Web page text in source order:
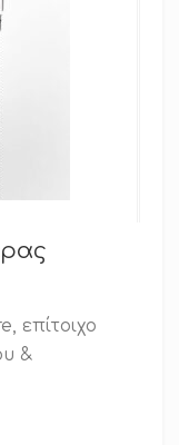
επίτοιχο
&